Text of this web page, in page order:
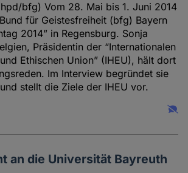
bfg) Vom 28. Mai bis 1. Juni 2014
für Geistesfreiheit (bfg) Bayern
2014” in Regensburg. Sonja
Präsidentin der “Internationalen
Ethischen Union” (IHEU), hält dort
Im Interview begründet sie
stellt die Ziele der IHEU vor.
an die Universität Bayreuth